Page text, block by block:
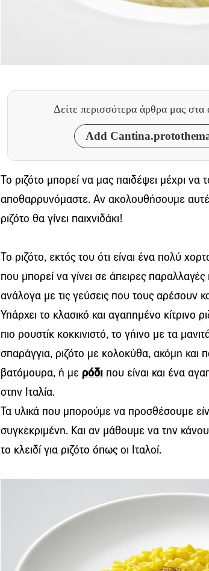
Δείτε περισσότερα άρθρα μας στα
Add
Το ριζότο μπορεί να μας παιδέψει μέχρι
αποθαρρυνόμαστε. Αν ακολουθήσουμε
ριζότο θα γίνει παιχνιδάκι!
Το ριζότο, εκτός του ότι είναι ένα πολύ
που μπορεί να γίνει σε άπειρες παραλλαγές
ανάλογα με τις γεύσεις που τους αρέσουν
Υπάρχει το κλασικό και αγαπημένο κίτρινο
πιο ρουστίκ κοκκινιστό, το γήινο με τα
σπαράγγια, ριζότο με κολοκύθα, ακόμη και
βατόμουρα, ή με ρόδι που είναι και ένα
στην Ιταλία.
Τα υλικά που μπορούμε να προσθέσουμε
συγκεκριμένη. Και αν μάθουμε να την
το κλειδί για ριζότο όπως οι Ιταλοί.